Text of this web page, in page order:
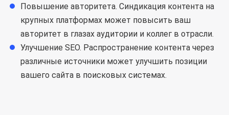
Повышение авторитета. Синдикация контента на
крупных платформах может повысить ваш
авторитет в глазах аудитории и коллег в отрасли.
Улучшение SEO. Распространение контента через
различные источники может улучшить позиции
вашего сайта в поисковых системах.